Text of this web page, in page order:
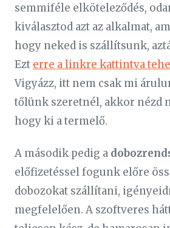
semmiféle elköteleződés,
kiválasztod azt az alkalmat,
hogy neked is szállítsunk,
Ezt erre a linkre kattintva
Vigyázz, itt nem csak mi
tőlünk szeretnél, akkor nézd
hogy ki a termelő.
A második pedig a
előfizetéssel fogunk előre
dobozokat szállítani,
megfelelően. A szoftveres